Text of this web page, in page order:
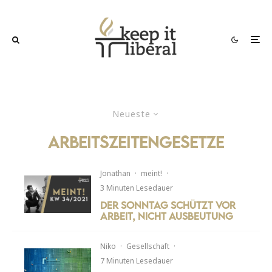
Neueste
Arbeitszeitengesetze
Jonathan · meint! ·
3 Minuten Lesedauer
Der Sonntag schützt vor
Arbeit, nicht Ausbeutung
Niko · Gesellschaft ·
7 Minuten Lesedauer